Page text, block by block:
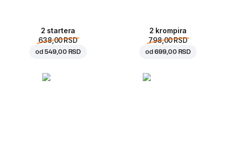
2 startera
638,00 RSD
od549,00 RSD
2 krompira
798,00 RSD
od699,00 RSD